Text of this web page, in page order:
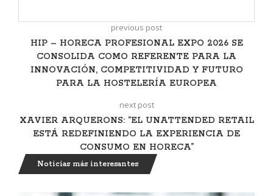
previous post
HIP – HORECA PROFESIONAL EXPO 2026 SE
CONSOLIDA COMO REFERENTE PARA LA
INNOVACIÓN, COMPETITIVIDAD Y FUTURO
PARA LA HOSTELERÍA EUROPEA
next post
XAVIER ARQUERONS: “EL UNATTENDED RETAIL
ESTÁ REDEFINIENDO LA EXPERIENCIA DE
CONSUMO EN HORECA”
Noticias más interesantes